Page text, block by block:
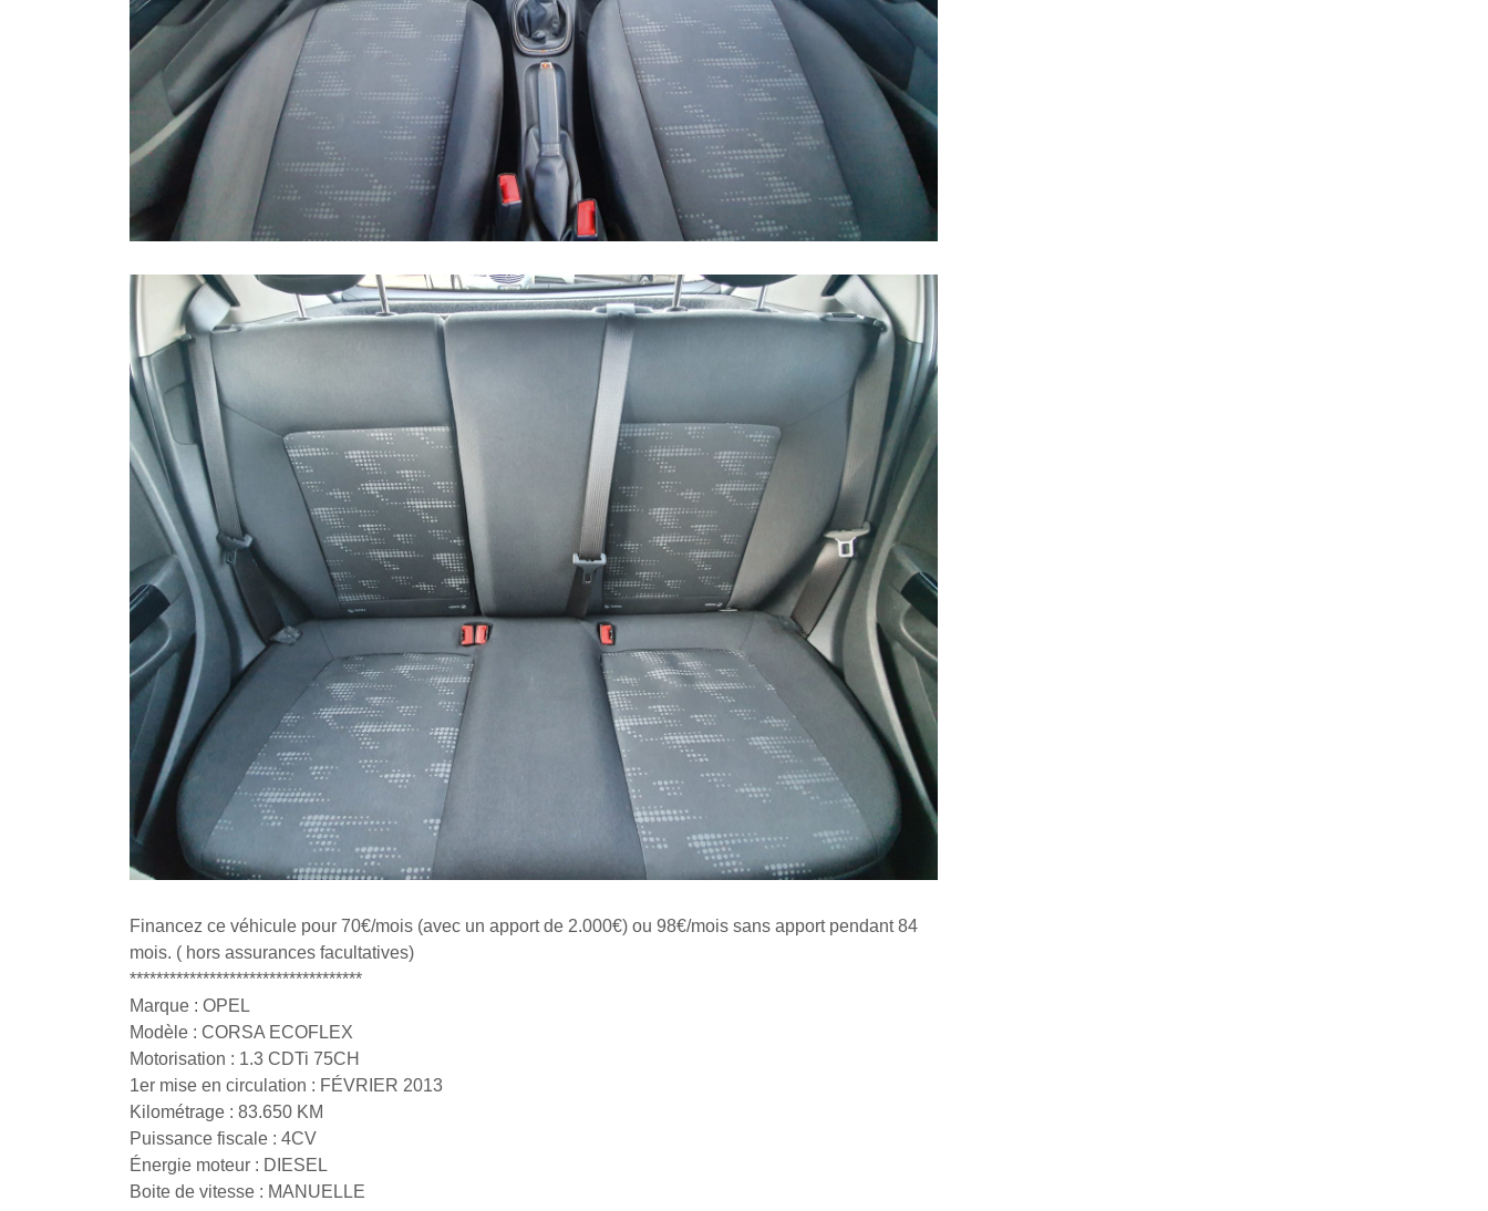
Financez ce véhicule pour 70€/mois (avec un apport de 2.000€) ou 98€/mois sans apport pendant 84
mois. ( hors assurances facultatives)
***********************************
Marque : OPEL
Modèle : CORSA ECOFLEX
Motorisation : 1.3 CDTi 75CH
1er mise en circulation : FÉVRIER 2013
Kilométrage : 83.650 KM
Puissance fiscale : 4CV
Énergie moteur : DIESEL
Boite de vitesse : MANUELLE